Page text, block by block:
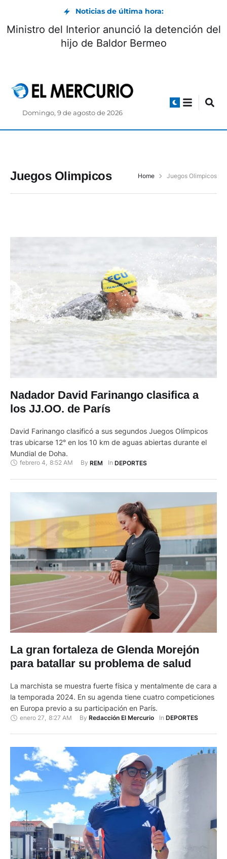
Noticias de última hora:
Ministro del Interior anunció la detención
hijo de Baldor Bermeo
Domingo, 9 de agosto de 2026
Juegos Olimpicos Home Juegos Olimpicos
Nadador David Farinango clasifica a
los JJ.OO. de París
David Farinango clasificó a sus segundos Juegos Olímpicos
tras ubicarse 12° en los 10 km de aguas abiertas durante el
Mundial de Doha.
febrero 4, 8:52 AM By REM In DEPORTES
La gran fortaleza de Glenda Morejón
para batallar su problema de salud
La marchista se muestra fuerte física y mentalmente de cara a
la temporada 2024. En su agenda tiene cuatro competiciones
en Europa previo a su participación en París.
enero 27 8:27 AM By Redacción El Mercurio In DEPORTES